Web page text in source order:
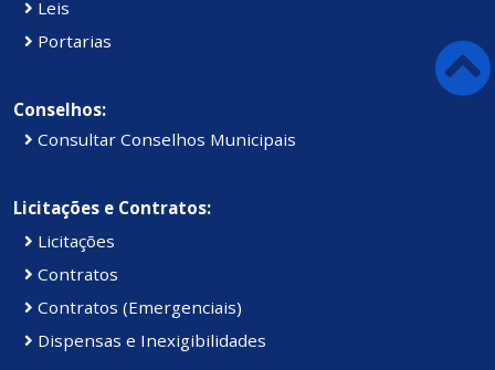
Leis
Portarias
Conselhos:
Consultar Conselhos Municipais
Licitações e Contratos:
Licitações
Contratos
Contratos (Emergenciais)
Dispensas e Inexigibilidades